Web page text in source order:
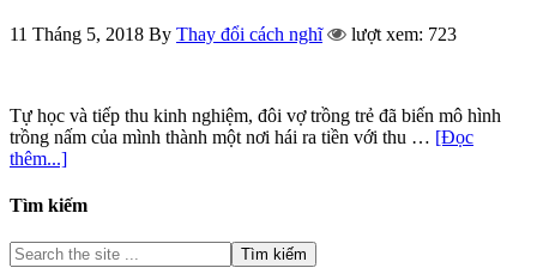
11 Tháng 5, 2018 By Thay đổi cách nghĩ lượt xem: 723
Tự học và tiếp thu kinh nghiệm, đôi vợ trồng trẻ đã biến mô hình
trồng nấm của mình thành một nơi hái ra tiền với thu … [Đọc
thêm...]
Tìm kiếm